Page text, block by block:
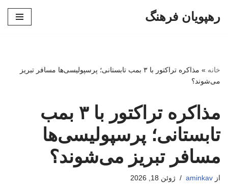
رهپویان فرهنگ
خانه »
مذاکره تراکتور با ۳ بمب تابستانی؛ پرسپولیسی‌ها مسافر تبریز
می‌شوند؟
مذاکره تراکتور با ۳ بمب
تابستانی؛ پرسپولیسی‌ها
مسافر تبریز می‌شوند؟
از aminkav ژوئن 18, 2026